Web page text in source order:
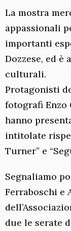
La mostra
appassionali
importanti
Dozzese, ed è
culturali.
Protagonisti
fotografi Enzo
hanno
intitolate
Turner” e
Segnaliamo
Ferraboschi e
due le serate